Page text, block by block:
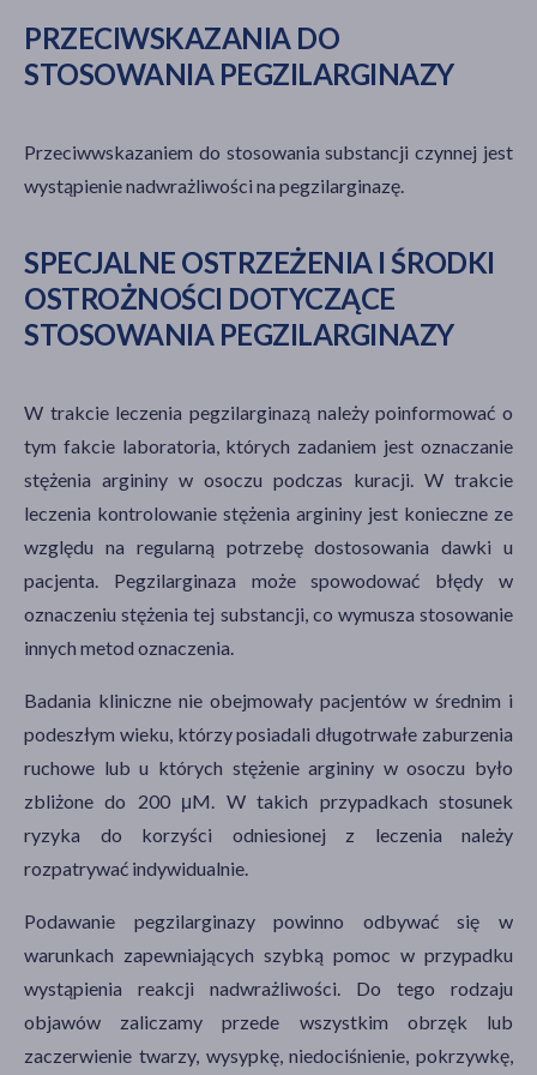
PRZECIWSKAZANIA DO
STOSOWANIA PEGZILARGINAZY
Przeciwwskazaniem do stosowania substancji czynnej jest
wystąpienie nadwrażliwości na pegzilarginazę.
SPECJALNE OSTRZEŻENIA I ŚRODKI
OSTROŻNOŚCI DOTYCZĄCE
STOSOWANIA PEGZILARGINAZY
W trakcie leczenia pegzilarginazą należy poinformować o
tym fakcie laboratoria, których zadaniem jest oznaczanie
stężenia argininy w osoczu podczas kuracji. W trakcie
leczenia kontrolowanie stężenia argininy jest konieczne ze
względu na regularną potrzebę dostosowania dawki u
pacjenta. Pegzilarginaza może spowodować błędy w
oznaczeniu stężenia tej substancji, co wymusza stosowanie
innych metod oznaczenia.
Badania kliniczne nie obejmowały pacjentów w średnim i
podeszłym wieku, którzy posiadali długotrwałe zaburzenia
ruchowe lub u których stężenie argininy w osoczu było
zbliżone do 200 μM. W takich przypadkach stosunek
ryzyka do korzyści odniesionej z leczenia należy
rozpatrywać indywidualnie.
Podawanie pegzilarginazy powinno odbywać się w
warunkach zapewniających szybką pomoc w przypadku
wystąpienia reakcji nadwrażliwości. Do tego rodzaju
objawów zaliczamy przede wszystkim obrzęk lub
zaczerwienie twarzy, wysypkę, niedociśnienie, pokrzywkę,